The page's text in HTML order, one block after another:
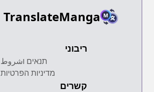
TranslateManga
ריבוני
תנאים וشروط
מדיניות הפרטיות
קשרים